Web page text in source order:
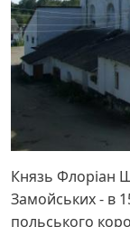
Князь Флоріан
Замойських - в
польського